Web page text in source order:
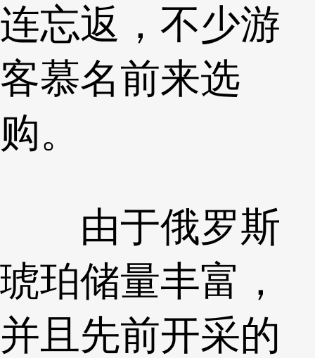
连忘返，不少游
客慕名前来选
购。
由于俄罗斯
琥珀储量丰富，
并且先前开采的